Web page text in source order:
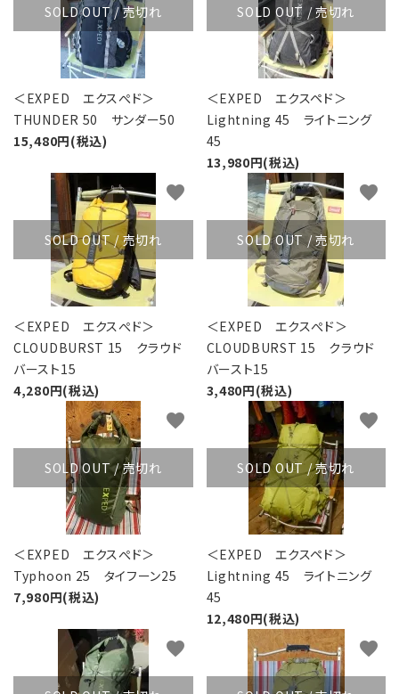
SOLD OUT / 売切れ
＜EXPED エクスぺド＞
THUNDER 50 サンダー50
15,480円(税込)
SOLD OUT / 売切れ
＜EXPED エクスペド＞
Lightning 45 ライトニング
45
13,980円(税込)
SOLD OUT / 売切れ
＜EXPED エクスぺド＞
CLOUDBURST 15 クラウド
バースト15
4,280円(税込)
favorite
SOLD OUT / 売切れ
＜EXPED エクスぺド＞
CLOUDBURST 15 クラウド
バースト15
3,480円(税込)
favorite
SOLD OUT / 売切れ
＜EXPED エクスぺド＞
Typhoon 25 タイフーン25
7,980円(税込)
favorite
SOLD OUT / 売切れ
＜EXPED エクスペド＞
Lightning 45 ライトニング
45
12,480円(税込)
favorite
favorite favorite